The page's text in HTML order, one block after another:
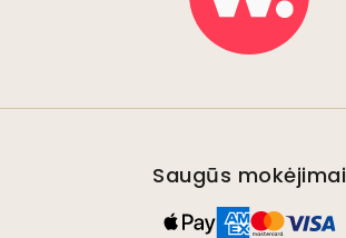
Saugūs mokėjimai